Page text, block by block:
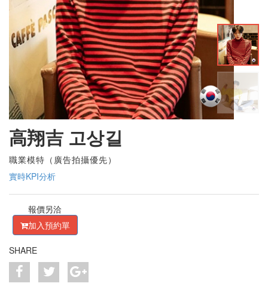
高翔吉 고상길
職業模特（廣告拍攝優先）
實時KPI分析
報價另洽
加入預約單
SHARE